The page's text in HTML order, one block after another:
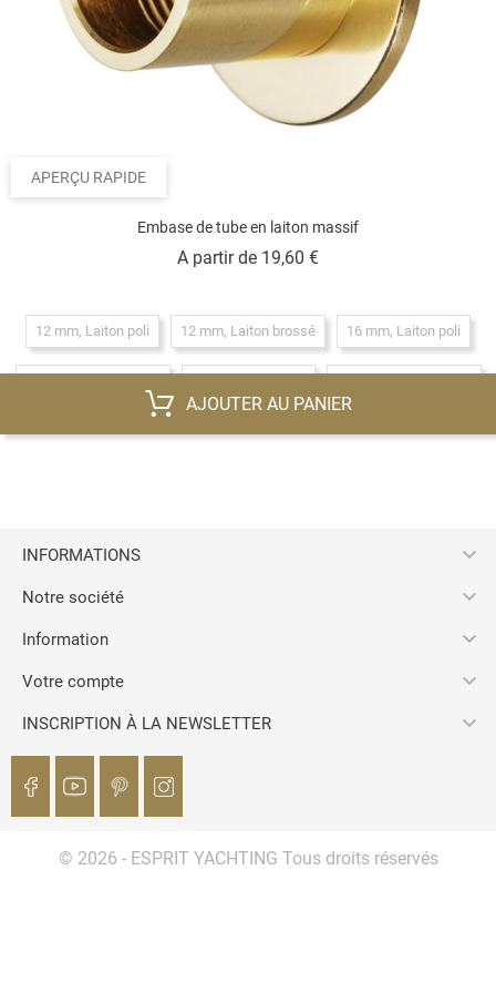
APERÇU RAPIDE
Embase de tube en laiton massif
A partir de 19,60 €Prix
12 mm, Laiton poli 12 mm, Laiton brossé 16 mm, Laiton poli
25 mm, Laiton poli 25 mm, Laiton brossé
AJOUTER AU PANIER
INFORMATIONS 
Notre société 
Information 
Votre compte 
INSCRIPTION À LA NEWSLETTER 
© 2026 - ESPRIT YACHTING Tous droits réservés